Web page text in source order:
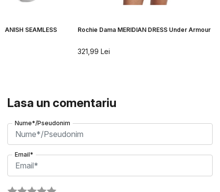
SEAMLESS
Rochie Dama MERIDIAN DRESS Under Armour
321,99 Lei
Lasa un comentariu
Nume*/Pseudonim
Email*